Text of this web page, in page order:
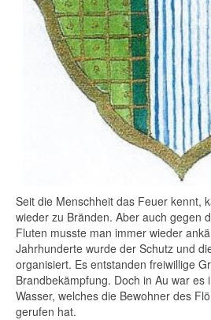
Seit die Menschheit das Feuer kennt,
wieder zu Bränden. Aber auch gegen
Fluten musste man immer wieder
Jahrhunderte wurde der Schutz und
organisiert. Es entstanden freiwillige
Brandbekämpfung. Doch in Au war es
Wasser, welches die Bewohner des
gerufen hat.